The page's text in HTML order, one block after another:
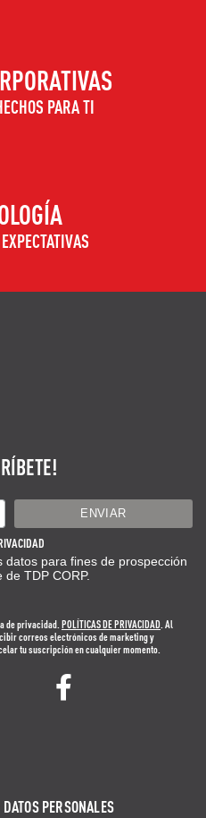
PARA TI
para fines de prospección
TDP CORP.
de privacidad.POLÍTICAS DE PRIVACIDAD. Al
correos electrónicos de marketing y
tu suscripción en cualquier momento.
PERSONALES